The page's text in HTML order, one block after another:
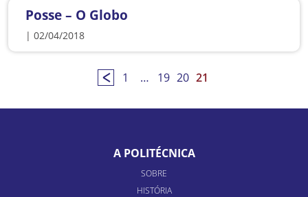
Posse – O Globo
| 02/04/2018
1 … 19 20 21
A POLITÉCNICA
SOBRE
HISTÓRIA